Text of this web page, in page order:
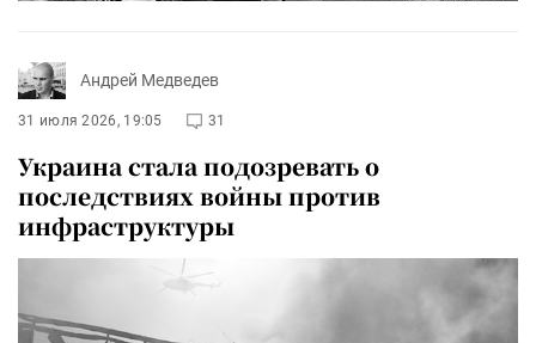
Андрей Медведев
31 июля 2026, 19:05 31
Украина стала подозревать о
последствиях войны против
инфраструктуры